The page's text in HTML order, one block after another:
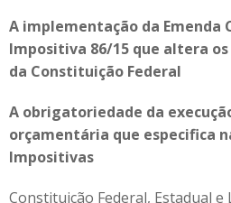
A implementação da Emenda
Impositiva 86/15 que altera os
da Constituição Federal
A obrigatoriedade da
orçamentária que especifica
Impositivas
Constituição Federal, Estadual e